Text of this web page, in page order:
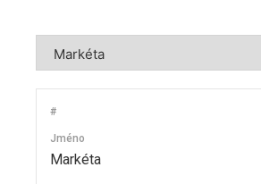
#
Jméno
Markéta